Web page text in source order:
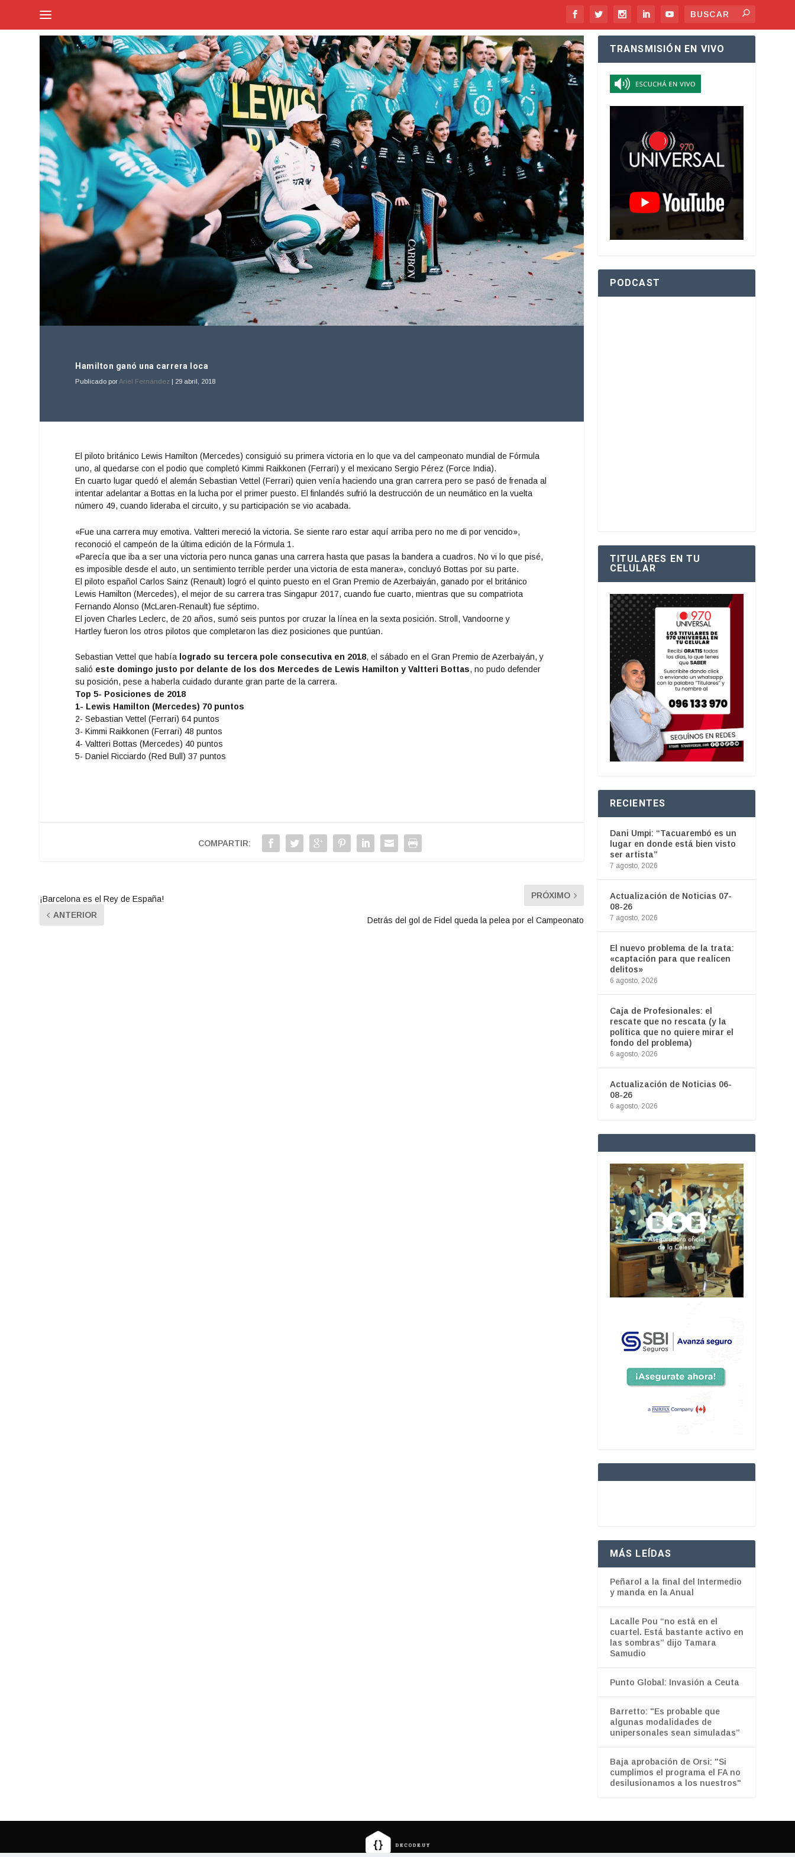
Hamilton ganó una carrera loca
Publicado porAriel Fernández 29 abril, 2018
El piloto británico Lewis Hamilton (Mercedes) consiguió su primera victoria en lo que va del campeonato mundial de Fórmula
uno, al quedarse con el podio que completó Kimmi Raikkonen (Ferrari) y el mexicano Sergio Pérez (Force India).
En cuarto lugar quedó el alemán Sebastian Vettel (Ferrari) quien venía haciendo una gran carrera pero se pasó de frenada al
intentar adelantar a Bottas en la lucha por el primer puesto. El finlandés sufrió la destrucción de un neumático en la vuelta
número 49, cuando lideraba el circuito, y su participación se vio acabada.
«Fue una carrera muy emotiva. Valtteri mereció la victoria. Se siente raro estar aquí arriba pero no me di por vencido»,
reconoció el campeón de la última edición de la Fórmula 1.
«Parecía que iba a ser una victoria pero nunca ganas una carrera hasta que pasas la bandera a cuadros. No vi lo que pisé,
es imposible desde el auto, un sentimiento terrible perder una victoria de esta manera», concluyó Bottas por su parte.
El piloto español Carlos Sainz (Renault) logró el quinto puesto en el Gran Premio de Azerbaiyán, ganado por el británico
LewisHamilton (Mercedes), el mejor de su carrera tras Singapur 2017, cuando fue cuarto, mientras que su compatriota
Fernando Alonso (McLaren-Renault) fue séptimo.
El joven Charles Leclerc, de 20 años, sumó seis puntos por cruzar la línea en la sexta posición. Stroll, Vandoorne y
Hartley fueron los otros pilotos que completaron las diez posiciones que puntúan.
Sebastian Vettel que había logrado su tercera pole consecutiva en 2018, el sábado en el Gran Premio de Azerbaiyán, y
salió este domingo justo por delante de los dos Mercedes de Lewis Hamilton y Valtteri Bottas, no pudo defender
su posición, pese a haberla cuidado durante gran parte de la carrera.
Top 5- Posiciones de 2018
1- Lewis Hamilton (Mercedes) 70 puntos
2- Sebastian Vettel (Ferrari) 64 puntos
3- Kimmi Raikkonen (Ferrari) 48 puntos
4- Valtteri Bottas (Mercedes) 40 puntos
5- Daniel Ricciardo (Red Bull) 37 puntos
COMPARTIR:
¡Barcelona es el Rey de España!
ANTERIOR
PRÓXIMO
Detrás del gol de Fidel queda la pelea por el Campeonato
TRANSMISIÓN EN VIVO
PODCAST
TITULARES EN TU
CELULAR
RECIENTES
Dani Umpi: “Tacuarembó es un
lugar en donde está bien visto
ser artista”
7 agosto, 2026
Actualización de Noticias 07-
08-26
7 agosto, 2026
El nuevo problema de la trata:
«captación para que realicen
delitos»
6 agosto, 2026
Caja de Profesionales: el
rescate que no rescata (y la
política que no quiere mirar el
fondo del problema)
6 agosto, 2026
Actualización de Noticias 06-
08-26
6 agosto, 2026
MÁS LEÍDAS
Peñarol a la final del Intermedio
y manda en la Anual
Lacalle Pou “no está en el
cuartel. Está bastante activo en
las sombras” dijo Tamara
Samudio
Punto Global: Invasión a Ceuta
Barretto: "Es probable que
algunas modalidades de
unipersonales sean simuladas”
Baja aprobación de Orsi: "Si
cumplimos el programa el FA no
desilusionamos a los nuestros"